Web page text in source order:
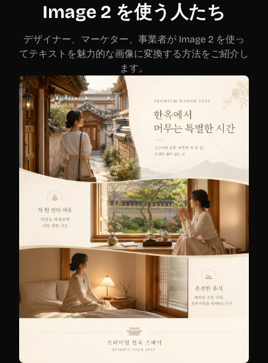
Image 2 を使う人たち
デザイナー、マーケター、事業者が Image 2 を使っ
てテキストを魅力的な画像に変換する方法をご紹介し
ます。